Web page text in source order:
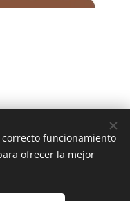
funcionamiento
ofrecer la mejor